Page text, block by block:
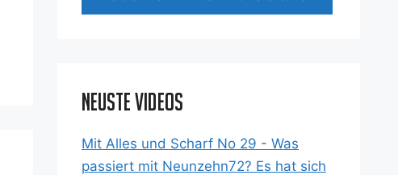
Neuste Videos
Mit Alles und Scharf No 29 - Was
passiert mit Neunzehn72? Es hat sich